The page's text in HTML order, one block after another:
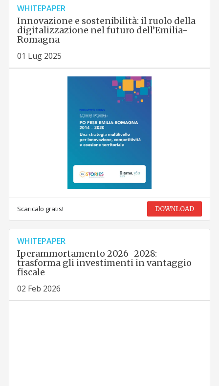
WHITEPAPER
Innovazione e sostenibilità: il ruolo della
digitalizzazione nel futuro dell’Emilia-
Romagna
01 Lug 2025
Scaricalo gratis! DOWNLOAD
WHITEPAPER
Iperammortamento 2026–2028:
trasforma gli investimenti in vantaggio
fiscale
02 Feb 2026